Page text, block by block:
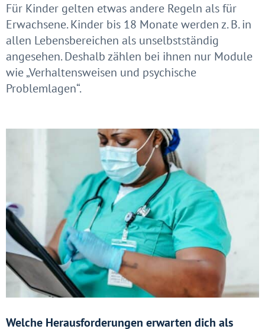
Für Kinder gelten etwas andere Regeln als für
Erwachsene. Kinder bis 18 Monate werden z. B. in
allen Lebensbereichen als unselbstständig
angesehen. Deshalb zählen bei ihnen nur Module
wie „Verhaltensweisen und psychische
Problemlagen“.
Welche Herausforderungen erwarten dich als